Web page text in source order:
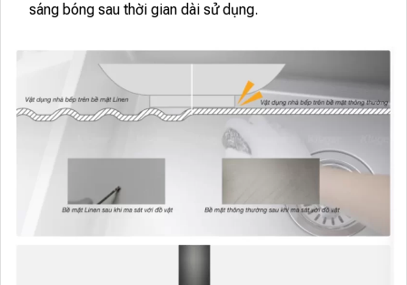
sáng bóng sau thời gian dài sử dụng.